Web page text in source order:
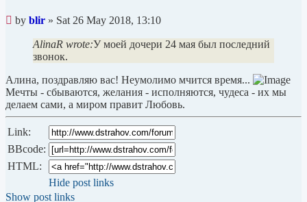
Unread
post
by blir » Sat 26 May 2018, 13:10
AlinaR wrote:У моей дочери 24 мая был последний
звонок.
Алина, поздравляю вас! Неумолимо мчится время...
Мечты - сбываются, желания - исполняются, чудеса - их мы
делаем сами, а миром правит Любовь.
Link:
BBcode:
HTML:
Hide post links
Show post links